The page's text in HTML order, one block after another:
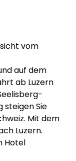
vom
auf dem
ab Luzern
steigen Sie
Mit dem
Luzern.
Hotel